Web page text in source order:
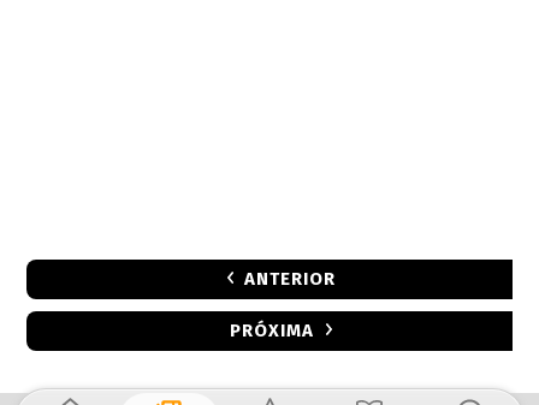
ANTERIOR
PRÓXIMA